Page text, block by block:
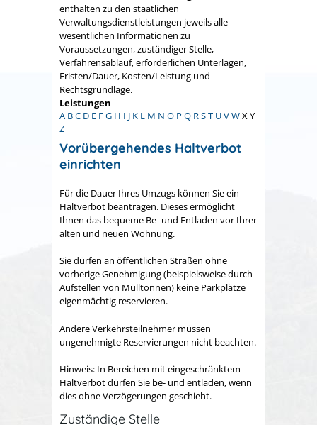
enthalten zu den staatlichen
Verwaltungsdienstleistungen jeweils alle
wesentlichen Informationen zu
Voraussetzungen, zuständiger Stelle,
Verfahrensablauf, erforderlichen Unterlagen,
Fristen/Dauer, Kosten/Leistung und
Rechtsgrundlage.
Leistungen
A BC D E FG H I J K L M N O P Q RST UVWX Y
Z
Vorübergehendes Haltverbot
einrichten
Für die Dauer Ihres Umzugs können Sie ein
Haltverbot beantragen. Dieses ermöglicht
Ihnen das bequeme Be- und Entladen vor Ihrer
alten und neuen Wohnung.
Sie dürfen an öffentlichen Straßen ohne
vorherige Genehmigung(beispielsweise durch
Aufstellen von Mülltonnen) keine Parkplätze
eigenmächtig reservieren.
Andere Verkehrsteilnehmer müssen
ungenehmigte Reservierungen nicht beachten.
Hinweis: In Bereichen mit eingeschränktem
Haltverbot dürfen Sie be- und entladen, wenn
dies ohne Verzögerungen geschieht.
Zuständige Stelle